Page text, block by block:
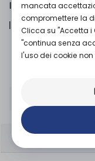
Immobilizzatori
Immobilizzatore
mancata
compromettere la
Clicca su "Accetta i
"continua senza
l'uso dei cookie